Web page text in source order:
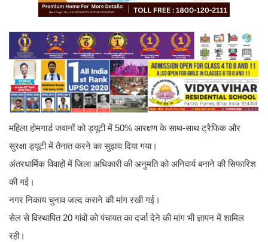
महिला होमगार्ड जवानों को ड्यूटी में 50% आरक्षण के साथ-साथ ट्रैफिक और
सुरक्षा ड्यूटी में तैनात करने का सुझाव दिया गया।
अंतरधार्मिक विवाहों में जिला अधिकारी की अनुमति को अनिवार्य बनाने की सिफारिश
की गई।
नगर निकाय चुनाव जल्द कराने की मांग रखी गई।
सेल से विस्थापित 20 गांवों को पंचायत का दर्जा देने की मांग भी ज्ञापन में शामिल
रही।